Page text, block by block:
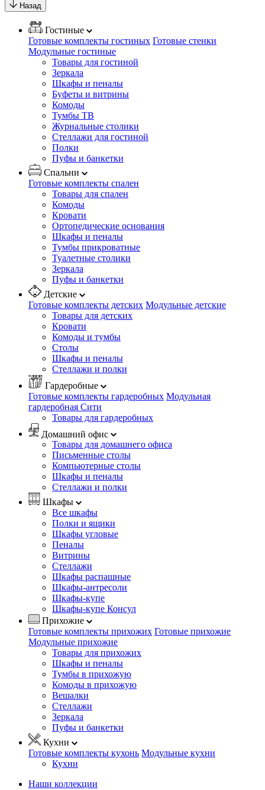
Назад
Гостиные
Готовые комплекты гостиных Готовые стенки
Модульные гостиные
Товары для гостиной
Зеркала
Шкафы и пеналы
Буфеты и витрины
Комоды
Тумбы ТВ
Журнальные столики
Стеллажи для гостиной
Полки
Пуфы и банкетки
Спальни
Готовые комплекты спален
Товары для спален
Комоды
Кровати
Ортопедические основания
Шкафы и пеналы
Тумбы прикроватные
Туалетные столики
Зеркала
Пуфы и банкетки
Детские
Готовые комплекты детских Модульные детские
Товары для детских
Кровати
Комоды и тумбы
Столы
Шкафы и пеналы
Стеллажи и полки
Гардеробные
Готовые комплекты гардеробных Модульная
гардеробная Сити
Товары для гардеробных
Домашний офис
Товары для домашнего офиса
Письменные столы
Компьютерные столы
Шкафы и пеналы
Стеллажи и полки
Шкафы
Все шкафы
Полки и ящики
Шкафы угловые
Пеналы
Витрины
Стеллажи
Шкафы распашные
Шкафы-антресоли
Шкафы-купе
Шкафы-купе Консул
Прихожие
Готовые комплекты прихожих Готовые прихожие
Модульные прихожие
Товары для прихожих
Шкафы и пеналы
Тумбы в прихожую
Комоды в прихожую
Вешалки
Стеллажи
Зеркала
Пуфы и банкетки
Кухни
Готовые комплекты кухонь Модульные кухни
Кухни
Наши коллекции